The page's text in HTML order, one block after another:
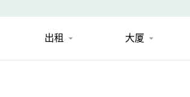
出租 大厦